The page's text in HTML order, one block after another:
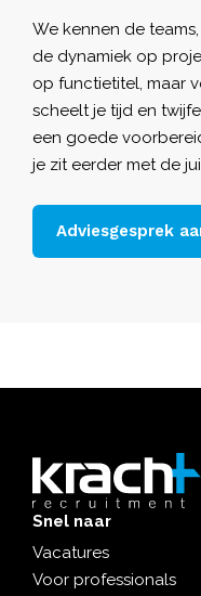
We kennen de
de dynamiek op
op functietitel, maar
scheelt je tijd en
een goede
je zit eerder met de
Adviesgesprek
Snel naar
Vacatures
Voor professionals